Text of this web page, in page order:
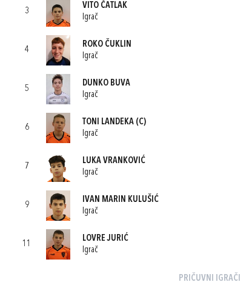
3
VITO ČATLAK
Igrač
4
ROKO ČUKLIN
Igrač
5
DUNKO BUVA
Igrač
6
TONI LANDEKA (C)
Igrač
7
LUKA VRANKOVIĆ
Igrač
9
IVAN MARIN KULUŠIĆ
Igrač
11
LOVRE JURIĆ
Igrač
PRIČUVNI IGRAČI